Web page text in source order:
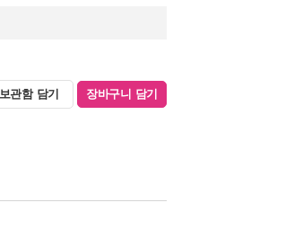
보관함 담기 장바구니 담기